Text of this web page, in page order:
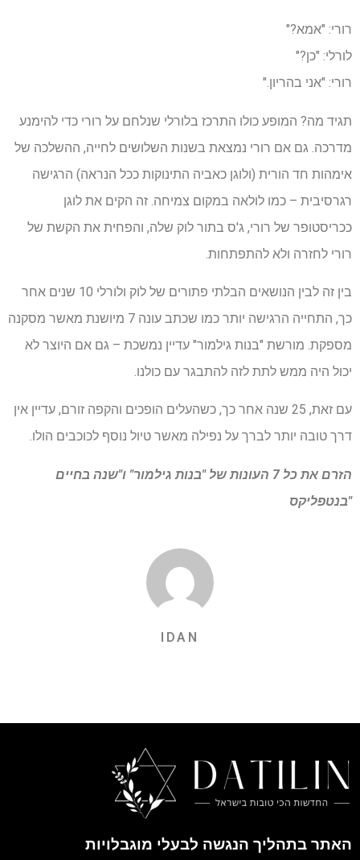
רורי: "אמא?"
לורלי: "כן?"
רורי: "אני בהריון."
תגיד מה? המופע כולו התרכז בלורלי שנלחם על רורי כדי להימנע
מדרכה. גם אם רורי נמצאת בשנות השלושים לחייה, ההשלכה של
אימהות חד הורית (ולוגן כאביה התינוקות ככל הנראה) הרגישה
רגרסיבית – כמו לולאה במקום צמיחה. זה הקים את לוגן
ככריסטופר של רורי, ג'ס בתור לוק שלה, והפחית את הקשת של
רורי לחזרה ולא להתפתחות.
בין זה לבין הנושאים הבלתי פתורים של לוק ולורלי 10 שנים אחר
כך, התחייה הרגישה יותר כמו שכתב עונה 7 מיושנת מאשר מסקנה
מספקת. מורשת "בנות גילמור" עדיין נמשכת – גם אם היוצר לא
יכול היה ממש לתת לזה להתבגר עם כולנו.
עם זאת, 25 שנה אחר כך, כשהעלים הופכים והקפה זורם, עדיין אין
דרך טובה יותר לברך על נפילה מאשר טיול נוסף לכוכבים הולו.
הזרם את כל 7 העונות של "בנות גילמור" ו"שנה בחיים
"בנטפליקס
IDAN
האתר בתהליך הנגשה לבעלי מוגבלויות